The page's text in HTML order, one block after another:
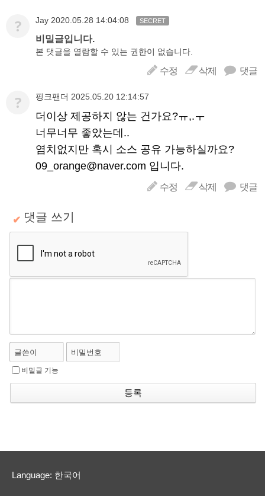
? Jay 2020.05.28 14:04:08 SECRET
비밀글입니다.
본 댓글을 열람할 수 있는 권한이 없습니다.
수정 삭제 댓글
? 핑크팬더 2025.05.20 12:14:57
더이상 제공하지 않는 건가요?ㅠ,.ㅜ
너무너무 좋았는데..
염치없지만 혹시 소스 공유 가능하실까요?
09_orange@naver.com 입니다.
수정 삭제 댓글
✔ 댓글 쓰기
글쓴이 비밀번호
비밀글 기능
Language: 한국어